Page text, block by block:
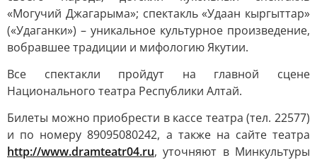
«Могучий Джагарыма»; спектакль «Удаан кыргыттар»
(«Удаганки») – уникальное культурное произведение,
вобравшее традиции и мифологию Якутии.
Все спектакли пройдут на главной сцене
Национального театра Республики Алтай.
Билеты можно приобрести в кассе театра (тел. 22577)
и по номеру 89095080242, а также на сайте театра
http://www.dramteatr04.ru, уточняют в Минкультуры